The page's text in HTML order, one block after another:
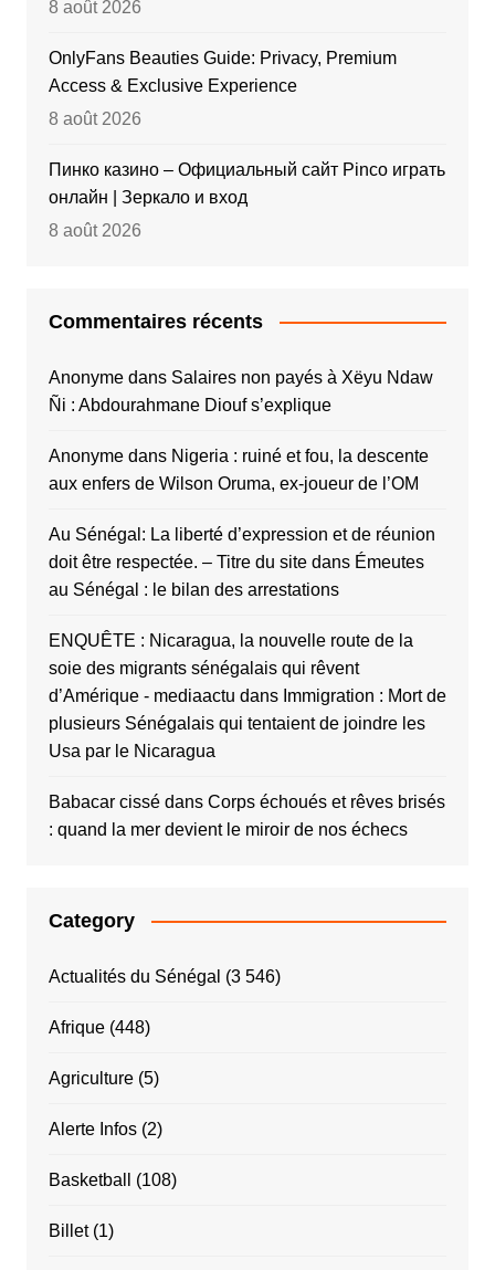
8 août 2026
OnlyFans Beauties Guide: Privacy, Premium
Access & Exclusive Experience
8 août 2026
Пинко казино – Официальный сайт Pinco играть
онлайн | Зеркало и вход
8 août 2026
Commentaires récents
Anonymedans Salaires non payés à Xëyu Ndaw
Ñi : Abdourahmane Diouf s’explique
Anonymedans Nigeria : ruiné et fou, la descente
aux enfers de Wilson Oruma, ex-joueur de l’OM
Au Sénégal: La liberté d’expression et de réunion
doit être respectée. – Titre du sitedans Émeutes
au Sénégal : le bilan des arrestations
ENQUÊTE : Nicaragua, la nouvelle route de la
soie des migrants sénégalais qui rêvent
d’Amérique - mediaactu dans Immigration : Mort de
plusieurs Sénégalais qui tentaient de joindre les
Usa par le Nicaragua
Babacar cissédans Corps échoués et rêves brisés
: quand la mer devient le miroir de nos échecs
Category
Actualités du Sénégal (3 546)
Afrique(448)
Agriculture(5)
Alerte Infos(2)
Basketball (108)
Billet(1)